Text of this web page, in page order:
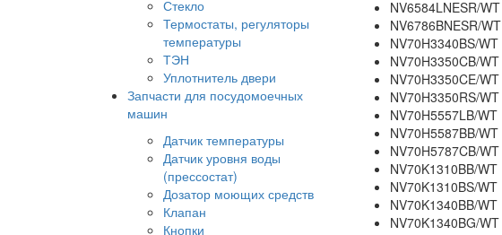
Стекло
Термостаты, регуляторы
температуры
ТЭН
Уплотнитель двери
Запчасти для посудомоечных
машин
Датчик температуры
Датчик уровня воды
(прессостат)
Дозатор моющих средств
Клапан
Кнопки
NV6584LNESR/WT
NV6786BNESR/WT
NV70H3340BS/WT
NV70H3350CB/WT
NV70H3350CE/WT
NV70H3350RS/WT
NV70H5557LB/WT
NV70H5587BB/WT
NV70H5787CB/WT
NV70K1310BB/WT
NV70K1310BS/WT
NV70K1340BB/WT
NV70K1340BG/WT